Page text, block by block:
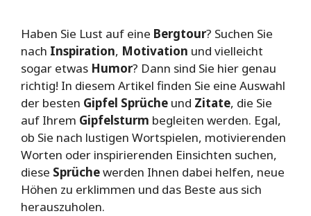
Haben Sie Lust auf eine Bergtour? Suchen Sie
nach Inspiration, Motivation und vielleicht
sogar etwas Humor? Dann sind Sie hier genau
richtig! In diesem Artikel finden Sie eine Auswahl
der besten Gipfel Sprüche und Zitate, die Sie
auf Ihrem Gipfelsturm begleiten werden. Egal,
ob Sie nach lustigen Wortspielen, motivierenden
Worten oder inspirierenden Einsichten suchen,
diese Sprüchewerden Ihnen dabei helfen, neue
Höhen zu erklimmen und das Beste aus sich
herauszuholen.